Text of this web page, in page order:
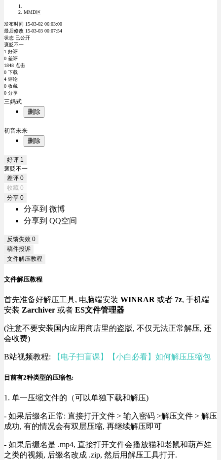
MMD区
发布时间 15-03-02 06:03:00
最后修改 15-03-03 00:07:54
状态 已公开
褒贬不一
1 好评
0 差评
1848 点击
0 下载
4 评论
0 收藏
0 分享
三妈式
删除
初音未来
删除
好评 1
褒贬不一
差评 0
收藏 0
分享 0
分享到 微博
分享到 QQ空间
反馈失效 0
稿件投诉
文件解压教程
文件解压教程
首先准备好解压工具, 电脑端安装 WINRAR 或者 7z, 手机端
安装 Zarchiver 或者 ES文件管理器
(注意不要安装国内应用商店里的盗版, 不仅无法正常解压, 还
会收费)
B站视频教程: 【电子扫盲课】【小白必看】如何解压压缩包
目前有2种类型的压缩包:
1. 单一压缩文件的（可以单独下载和解压)
- 如果后缀名正常: 直接打开文件 > 输入密码 >解压文件 > 解压
成功, 有的情况会有双层压缩, 再继续解压即可
- 如果后缀名是 .mp4, 直接打开文件会播放猫和老鼠和葫芦娃
之类的视频, 后缀名改成 .zip, 然后用解压工具打开.